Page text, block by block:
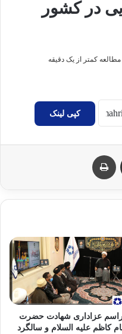
در کشور
کمتر از یک دقیقه
کپی لینک
عزاداری شهادت حضرت
کاظم علیه السلام و سالگرد